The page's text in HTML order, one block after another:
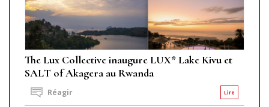
The Lux Collective inaugure LUX* Lake Kivu et
SALT of Akagera au Rwanda
Lire
Réagir